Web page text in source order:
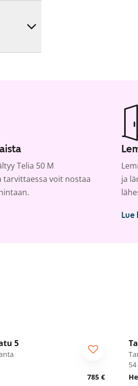
Telia 50 M
tarvittaessa voit nostaa
ja
Lue
5
785 €
54